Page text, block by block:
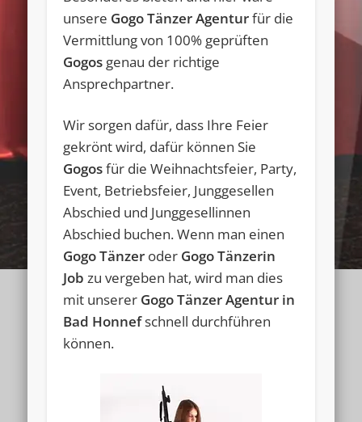
unsere Gogo Tänzer Agenturfür die
Vermittlung von 100% geprüften
Gogos genau der richtige
Ansprechpartner.
Wir sorgen dafür, dass Ihre Feier
gekrönt wird, dafür können Sie
Gogosfür die Weihnachtsfeier, Party,
Event, Betriebsfeier, Junggesellen
Abschied und Junggesellinnen
Abschied buchen. Wenn man einen
Gogo Tänzer oder Gogo Tänzerin
Job zu vergeben hat, wird man dies
mit unserer Gogo Tänzer Agentur in
Bad Honnefschnell durchführen
können.